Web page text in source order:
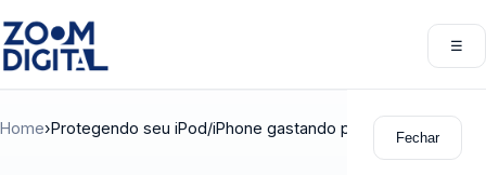
☰
Fechar
Home›Protegendo seu iPod/iPhone gastando pouco.